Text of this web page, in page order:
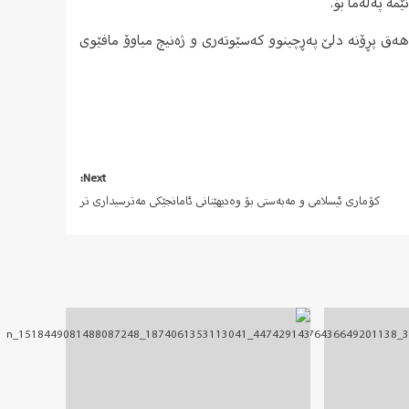
پڕۆنە دلێ پەڕچینوو کەسێوتەری و ژەنیچ میاوۆ مافێوی
Next:
کۆماری ئیسلامی و مەبەستی بۆ وەدیھێنانی ئامانجێکی مەترسیداری تر